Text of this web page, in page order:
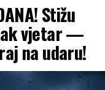
Stižu
vjetar —
na udaru!